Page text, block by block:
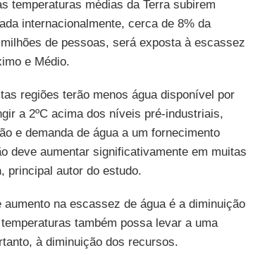
temperaturas médias da Terra subirem
internacionalmente, cerca de 8% da
de pessoas, será exposta à escassez
e Médio.
regiões terão menos água disponível por
a 2ºC acima dos níveis pré-industriais,
e demanda de água a um fornecimento
deve aumentar significativamente em muitas
, principal autor do estudo.
na escassez de água é a diminuição
também possa levar a uma
à diminuição dos recursos.